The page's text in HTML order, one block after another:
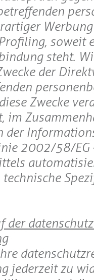
soweit
steht.
der
Zwecke
im
der
2002/58/EG
der
jederzeit zu